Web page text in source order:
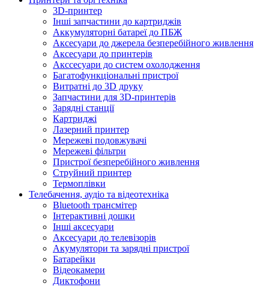
3D-принтер
Інші запчастини до картриджів
Аккумуляторні батареї до ПБЖ
Аксесуари до джерела безперебійного живлення
Аксесуари до принтерів
Акссесуари до систем охолодження
Багатофункціональні пристрої
Витратні до 3D друку
Запчастини для 3D-принтерів
Зарядні станції
Картриджі
Лазерний принтер
Мережеві подовжувачі
Мережеві фільтри
Пристрої безперебійного живлення
Струйний принтер
Термоплівки
Телебачення, аудіо та відеотехніка
Bluetooth трансмітер
Інтерактивні дошки
Інші аксесуари
Аксесуари до телевізорів
Акумулятори та зарядні пристрої
Батарейки
Відеокамери
Диктофони